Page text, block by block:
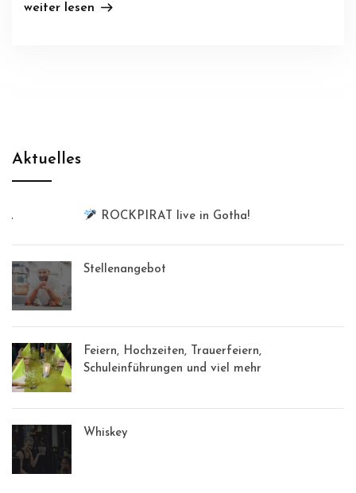
weiter lesen
Aktuelles
ROCKPIRAT live in Gotha!
Stellenangebot
Feiern, Hochzeiten, Trauerfeiern,
Schuleinführungen und viel mehr
Whiskey